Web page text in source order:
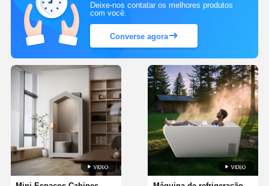
Deixe-nos contatar os melhores produtos
com você.
Converse agora